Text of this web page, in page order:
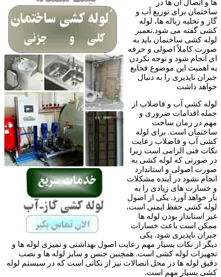
ها و اتصال آن ها در
ساختمان برای توزیع آب و
گاز و تخلیه زباله ها، لوله
کشی گفته می شود.تعمیر
لوله کشی ساختمان باید به
صورت کاملاً اصولی و حرفه
ای انجام شود و توجه نکردن
به اهمیت این موضوع فجایع
جبران ناپذیری را به دنبال
خواهد داشت
لوله کشی آب و فاضلاب از
جمله اقدامات ضروری و
مهم در زمان ساخت
ساختمان است. برای لوله
کشی آب و فاضلاب رعایت
نکات فنی الزامی است زیرا
در صورتی که لوله کشی به
صورت اصولی و استاندارد
انجام نشود در آینده مشکلات
و خسارت های زیادی را به
بار خواهد آورد. یکی از اصول
لوله کشی حفظ ایمنی است،
غیر استاندار بودن لوله ها
ممکن است باعث خسارات
جبران ناپذیری شود. یکی
دیگر از نکات بسیار مهم رعایت اصول بهداشتی و تمیزی لوله ها و
تجهیزات لوله کشی است. همچنین جنس و سایز لوله ها و نصب
دقیق لوله ها در محل اتصالات نیز از نکاتی است که در سیستم لوله
کشی بسیار مهم است.